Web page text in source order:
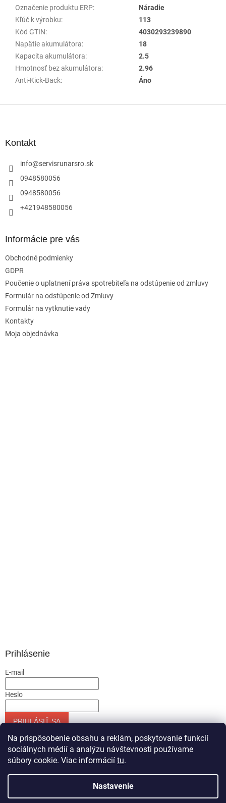
Na prispôsobenie obsahu a reklám, poskytovanie funkcií
sociálnych médií a analýzu návštevnosti používame
súbory cookie. Viac informácií tu.
Nastavenie
Označenie produktu ERP:
Náradie
Kľúč k výrobku:
113
Kód GTIN:
4030293239890
Napätie akumulátora:
18
Kapacita akumulátora:
2.5
Hmotnosť bez akumulátora:
2.96
Anti-Kick-Back: Áno
Kontakt
info@servisrunarsro.sk
0948580056
0948580056
+421948580056
Informácie pre vás
Obchodné podmienky
GDPR
Poučenie o uplatnení práva spotrebiteľa na odstúpenie od zmluvy
Formulár na odstúpenie od Zmluvy
Formulár na vytknutie vady
Kontakty
Moja objednávka
Prihlásenie
E-mail
Heslo
PRIHLÁSIŤ SA
Nová registráciaZabudnuté heslo